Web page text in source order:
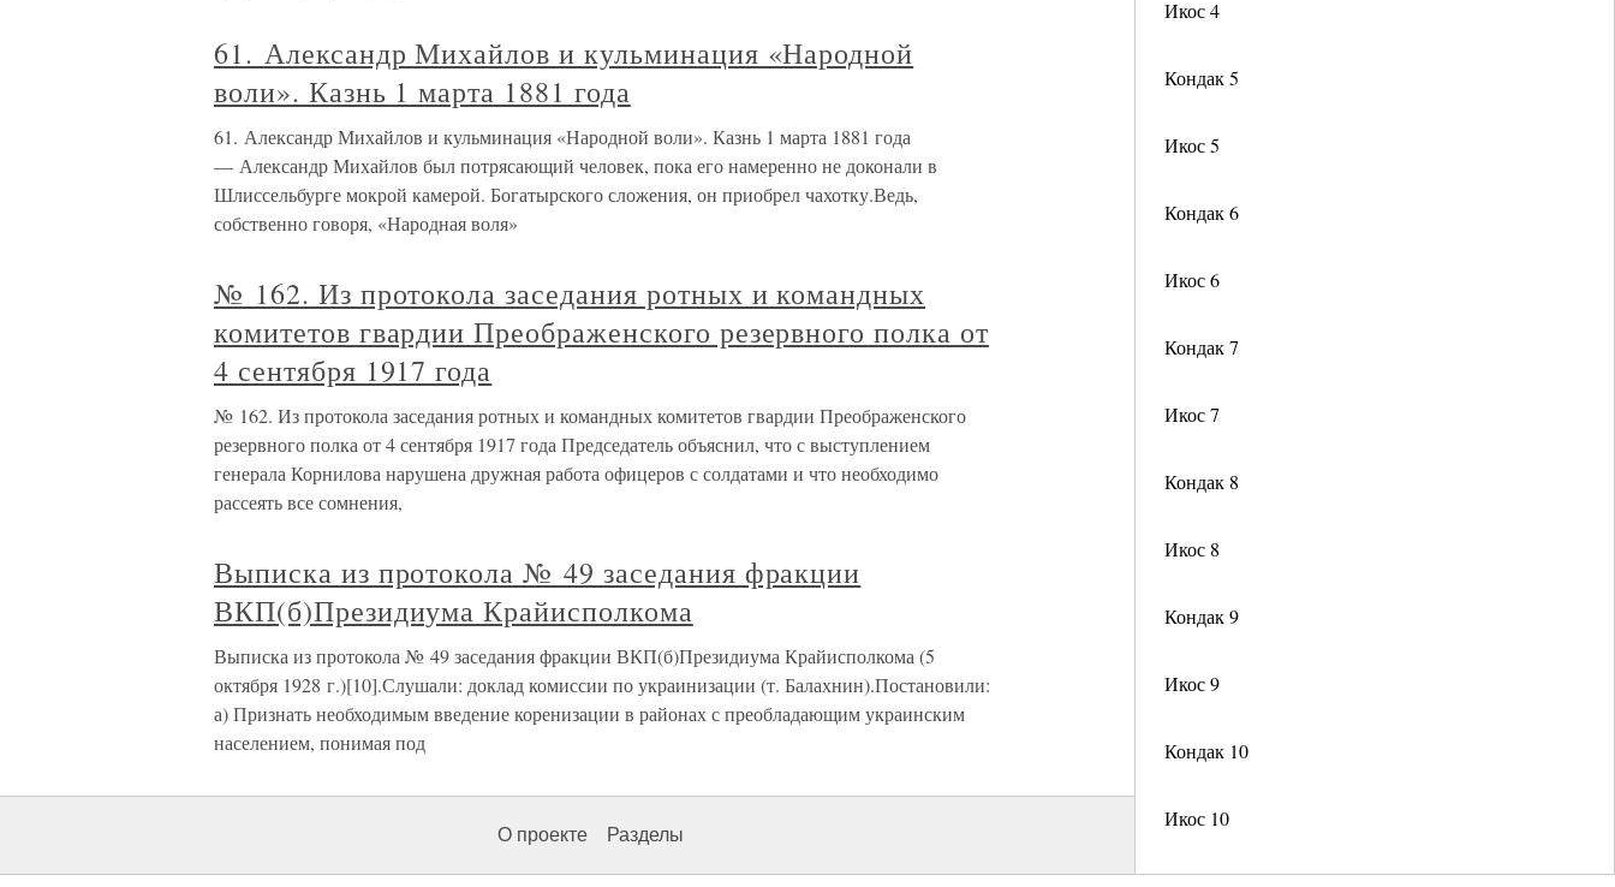
Икос 4
Кондак 5
Икос 5
Кондак 6
Икос 6
Кондак 7
Икос 7
Кондак 8
Икос 8
Кондак 9
Икос 9
Кондак 10
Икос 10
61. Александр Михайлов и кульминация «Народной
воли». Казнь 1 марта 1881 года
61. Александр Михайлов и кульминация «Народной воли». Казнь 1 марта 1881 года
— Александр Михайлов был потрясающий человек, пока его намеренно не доконали в
Шлиссельбурге мокрой камерой. Богатырского сложения, он приобрел чахотку.Ведь,
собственно говоря, «Народная воля»
№ 162. Из протокола заседания ротных и командных
комитетов гвардии Преображенского резервного полка от
4 сентября 1917 года
№ 162. Из протокола заседания ротных и командных комитетов гвардии Преображенского
резервного полка от 4 сентября 1917 года Председатель объяснил, что с выступлением
генерала Корнилова нарушена дружная работа офицеров с солдатами и что необходимо
рассеять все сомнения,
Выписка из протокола № 49 заседания фракции
ВКП(б)Президиума Крайисполкома
Выписка из протокола № 49 заседания фракции ВКП(б)Президиума Крайисполкома (5
октября 1928 г.)[10].Слушали: доклад комиссии по украинизации (т. Балахнин).Постановили:
а) Признать необходимым введение коренизации в районах с преобладающим украинским
населением, понимая под
О проекте Разделы